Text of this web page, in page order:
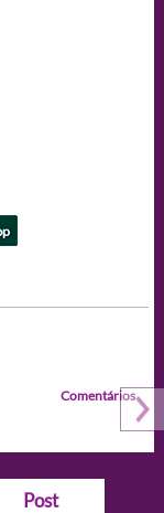
Comentários
Post